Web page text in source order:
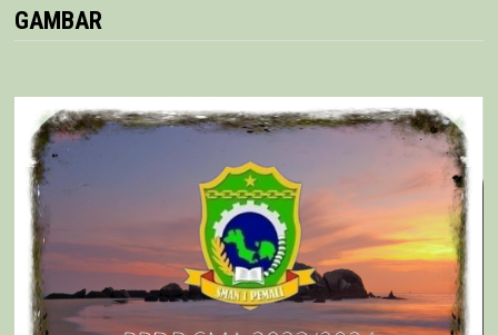
GAMBAR